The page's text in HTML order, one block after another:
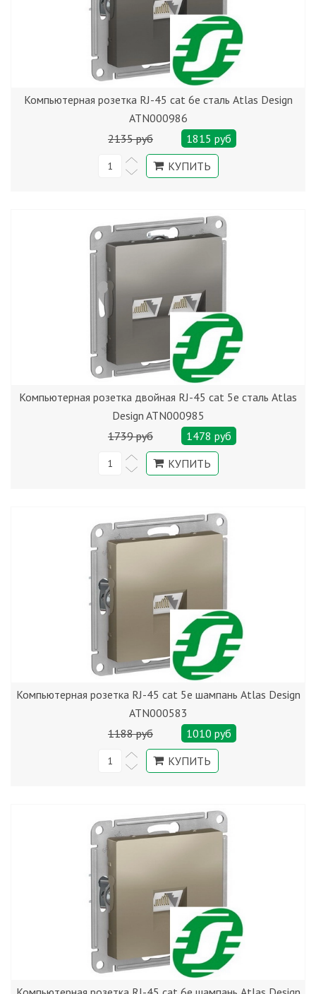
Компьютерная розетка RJ-45 cat 6е сталь Atlas Design
ATN000986
2135 руб
1815 руб
Компьютерная розетка двойная RJ-45 cat 5е сталь Atlas
Design ATN000985
1739 руб
1478 руб
Компьютерная розетка RJ-45 cat 5е шампань Atlas Design
ATN000583
1188 руб
1010 руб